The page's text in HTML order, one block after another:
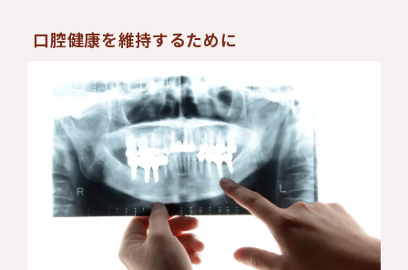
口腔健康を維持するために